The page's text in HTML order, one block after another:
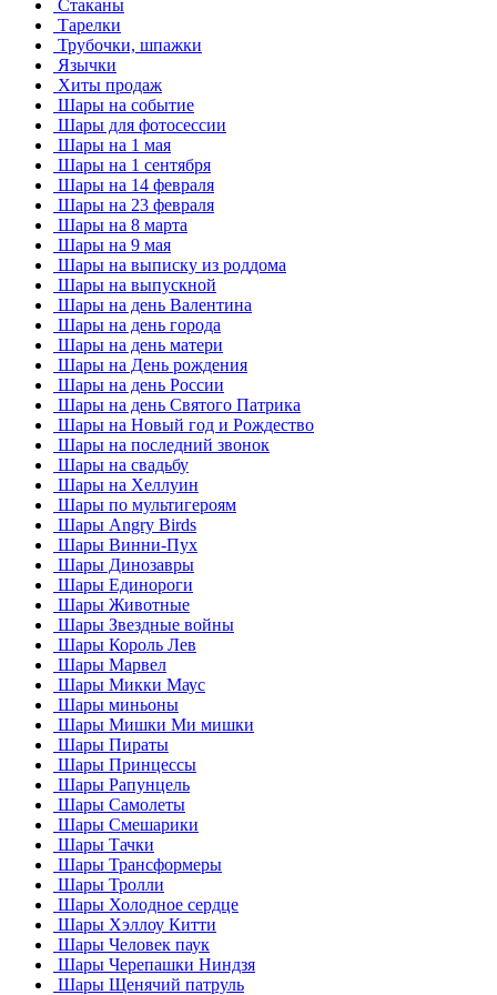
Стаканы
Тарелки
Трубочки, шпажки
Язычки
Хиты продаж
Шары на событие
Шары для фотосессии
Шары на 1 мая
Шары на 1 сентября
Шары на 14 февраля
Шары на 23 февраля
Шары на 8 марта
Шары на 9 мая
Шары на выписку из роддома
Шары на выпускной
Шары на день Валентина
Шары на день города
Шары на день матери
Шары на День рождения
Шары на день России
Шары на день Святого Патрика
Шары на Новый год и Рождество
Шары на последний звонок
Шары на свадьбу
Шары на Хеллуин
Шары по мультигероям
Шары Angry Birds
Шары Винни-Пух
Шары Динозавры
Шары Единороги
Шары Животные
Шары Звездные войны
Шары Король Лев
Шары Марвел
Шары Микки Маус
Шары миньоны
Шары Мишки Ми мишки
Шары Пираты
Шары Принцессы
Шары Рапунцель
Шары Самолеты
Шары Смешарики
Шары Тачки
Шары Трансформеры
Шары Тролли
Шары Холодное сердце
Шары Хэллоу Китти
Шары Человек паук
Шары Черепашки Ниндзя
Шары Щенячий патруль